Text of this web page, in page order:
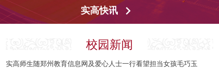
实高快讯
校园新闻
实高师生随郑州教育信息网及爱心人士一行看望担当女孩毛巧玉